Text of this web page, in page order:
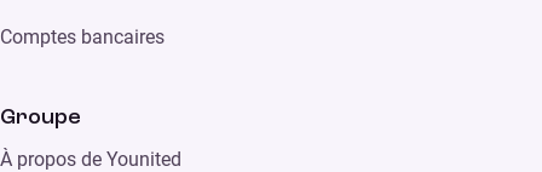
Comptes bancaires
Groupe
À propos de Younited